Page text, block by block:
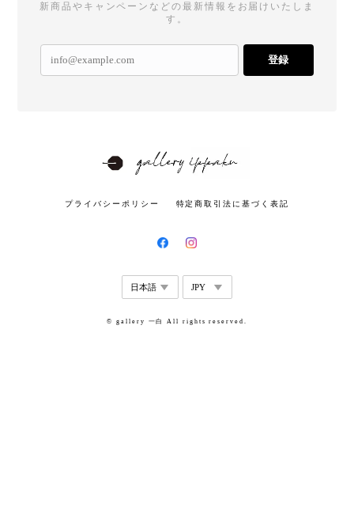
新商品やキャンペーンなどの最新情報をお届けいたしま
す。
登録
プライバシーポリシー 特定商取引法に基づく表記
© gallery 一白 All rights reserved.